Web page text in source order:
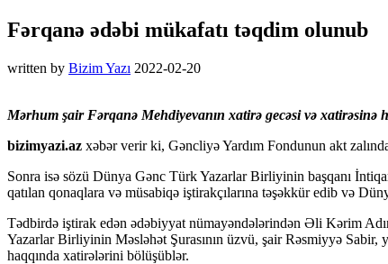
Fərqanə ədəbi mükafatı təqdim olunub
written by Bizim Yazı 2022-02-20
Mərhum şair Fərqanə Mehdiyevanın xatirə gecəsi və xatirəsinə
bizimyazi.az xəbər verir ki, Gəncliyə Yardım Fondunun akt
Sonra isə sözü Dünya Gənc Türk Yazarlar Birliyinin başqanı
qatılan qonaqlara və müsabiqə iştirakçılarına təşəkkür edib və
Tədbirdə iştirak edən ədəbiyyat nümayəndələrindən Əli Kərim
Yazarlar Birliyinin Məsləhət Şurasının üzvü, şair Rəsmiyyə Sabir,
haqqında xatirələrini bölüşüblər.